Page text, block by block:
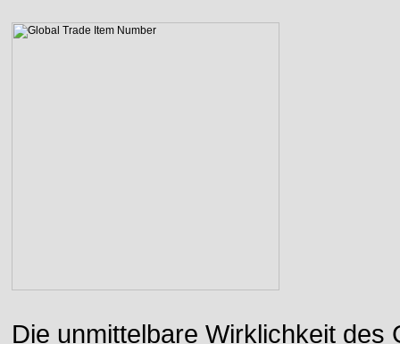
Die unmittelbare Wirklichkeit des